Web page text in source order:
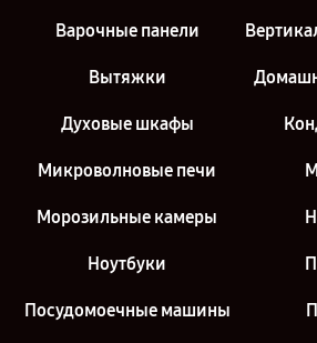
Ремонт вертикального пылесоса
Москва
Варочные панели
Вытяжки
Духовые шкафы
Микроволновые печи
Морозильные камеры
Ноутбуки
Посудомоечные машины